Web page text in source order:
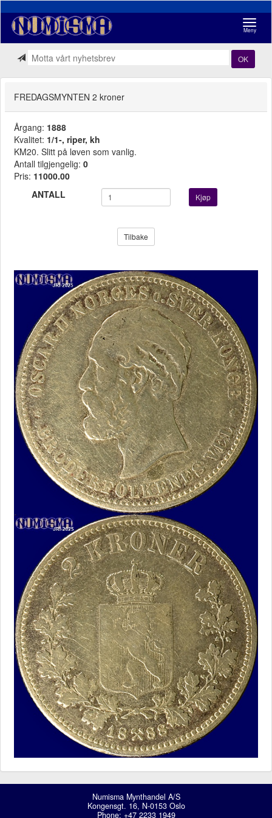
Meny
OK
FREDAGSMYNTEN 2 kroner
Årgang: 1888
Kvalitet: 1/1-, riper, kh
KM20. Slitt på løven som vanlig.
Antall tilgjengelig: 0
Pris: 11000.00
ANTALL
Kjøp
Tilbake
Numisma Mynthandel A/S
Kongensgt. 16, N-0153 Oslo
Phone: +47 2233 1949